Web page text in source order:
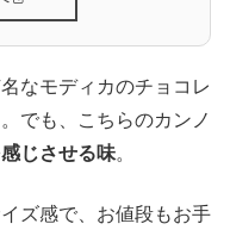
なモディカのチョコレ
でも、こちらのカンノ
じさせる味。
ズ感で、お値段もお手